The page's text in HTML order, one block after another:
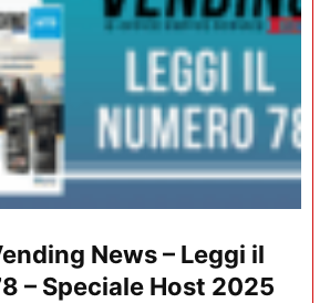
News – Leggi il
– Speciale Host 2025